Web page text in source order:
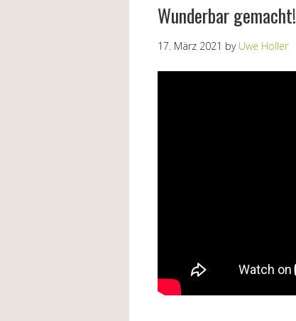
Wunderbar gemacht!
17. März 2021 by Uwe Holler